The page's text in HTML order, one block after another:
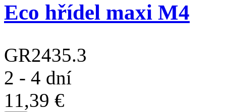
Eco hřídel maxi M4
GR2435.3
2 - 4 dní
11,39 €